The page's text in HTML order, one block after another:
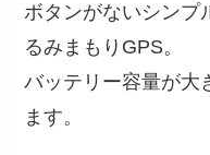
ボタンがないシンプ
るみまもりGPS。
バッテリー容量が大
ます。